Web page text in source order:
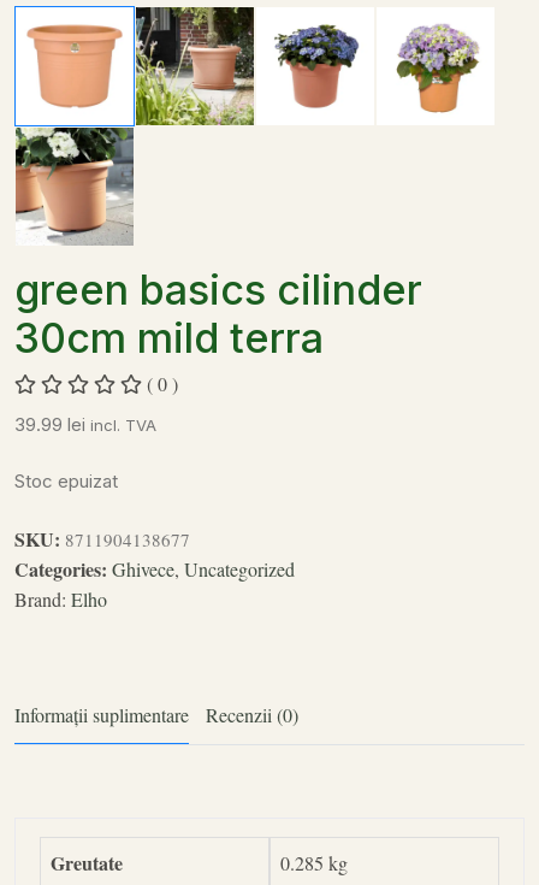
green basics cilinder
30cm mild terra
( 0 )
39.99 lei incl. TVA
Stoc epuizat
SKU: 8711904138677
Categories: Ghivece, Uncategorized
Brand: Elho
Informații suplimentare Recenzii (0)
Greutate 0.285 kg